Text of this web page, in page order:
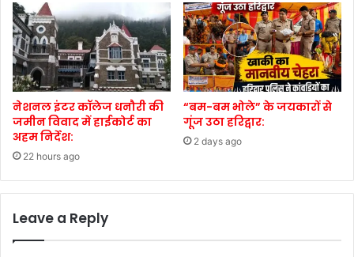
नेशनल इंटर कॉलेज धनौरी की
जमीन विवाद में हाईकोर्ट का
अहम निर्देश:
22 hours ago
“बम-बम भोले” के जयकारों से
गूंज उठा हरिद्वार:
2 days ago
Leave a Reply